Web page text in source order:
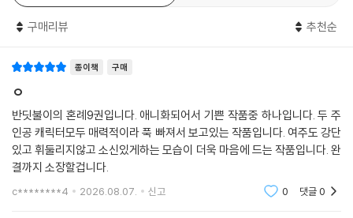
구매리뷰 추천순
종이책 구매
ㅇ
반딧불이의 혼례9권입니다. 애니화되어서 기쁜 작품중 하나입니다. 두 주
인공 캐릭터모두 매력적이라 푹 빠져서 보고있는 작품입니다. 여주도 강단
있고 휘둘리지않고 소신있게하는 모습이 더욱 마음에 드는 작품입니다. 완
결까지 소장할겁니다.
c********4 2026.08.07. 신고 0 댓글0